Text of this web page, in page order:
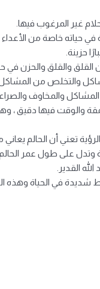
غير المرغوب فيها.
حياته خاصة من الأعداء
حزينة.
والقلق والحزن في
والتخلص من
المشاكل والمخاوف
والوقت فيها دقيق ،
تعني أن الحالم
وتدل على طول عمر الحالم.
القدير.
في الحياة وهذه